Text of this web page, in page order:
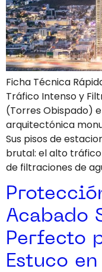
Ficha Técnica
Tráfico Intenso y
(Torres Obispado)
arquitectónica
Sus pisos de
brutal: el alto
de filtraciones de
Acabado
Perfecto
Estuco